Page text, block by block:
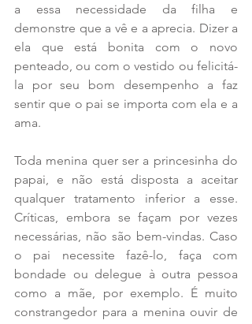
a essa necessidade da filha e
demonstre que a vê e a aprecia. Dizer a
ela que está bonita com o novo
penteado, ou com o vestido ou felicitá-
la por seu bom desempenho a faz
sentir que o pai se importa com ela e a
ama.
Toda menina quer ser a princesinha do
papai, e não está disposta a aceitar
qualquer tratamento inferior a esse.
Críticas, embora se façam por vezes
necessárias, não são bem-vindas. Caso
o pai necessite fazê-lo, faça com
bondade ou delegue à outra pessoa
como a mãe, por exemplo. É muito
constrangedor para a menina ouvir de